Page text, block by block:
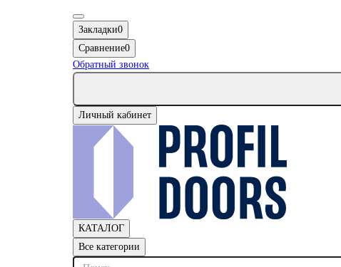
Закладки0
Сравнение0
Обратный звонок
Личный кабинет
КАТАЛОГ
Все категории